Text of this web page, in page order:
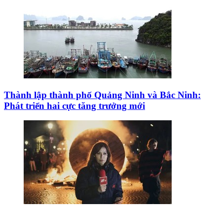
Thành lập thành phố Quảng Ninh và Bắc Ninh:
Phát triển hai cực tăng trưởng mới